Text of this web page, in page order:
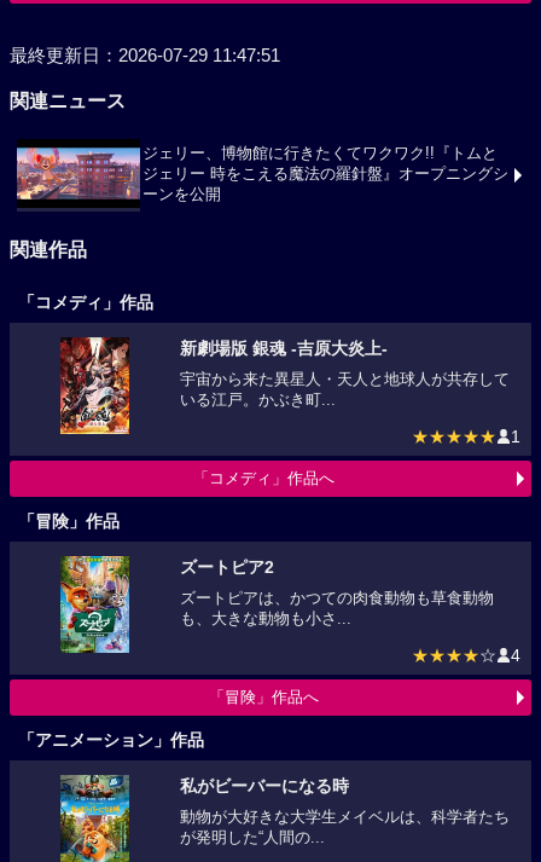
関連ニュース
ジェリー、博物館に行きたくてワクワク!!『トムと
ジェリー 時をこえる魔法の羅針盤』オープニングシ
ーンを公開
関連作品
「コメディ」作品
新劇場版 銀魂 -吉原大炎上-
宇宙から来た異星人・天人と地球人が共存して
いる江戸。かぶき町...
★★★★★ 1
「コメディ」作品へ
「冒険」作品
ズートピア2
ズートピアは、かつての肉食動物も草食動物
も、大きな動物も小さ...
★★★★☆ 4
「冒険」作品へ
「アニメーション」作品
私がビーバーになる時
動物が大好きな大学生メイベルは、科学者たち
が発明した“人間の...